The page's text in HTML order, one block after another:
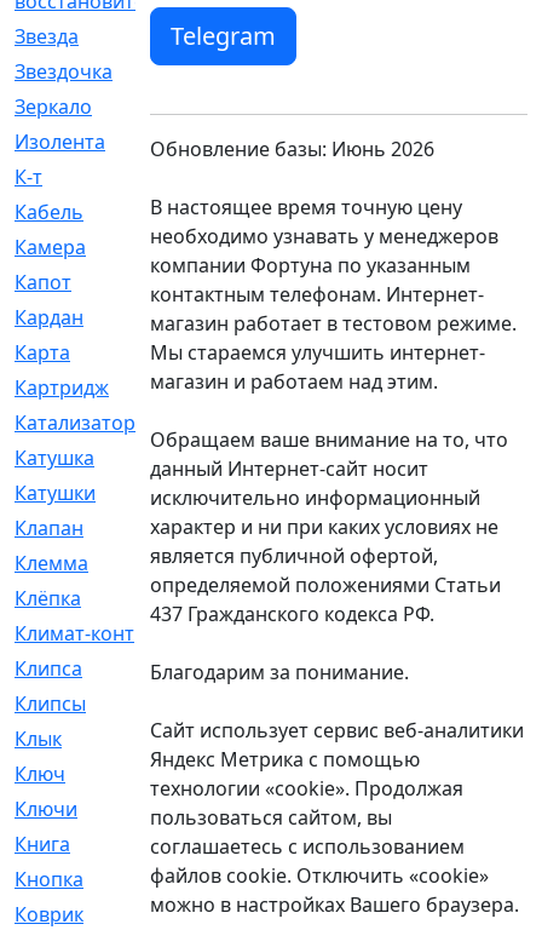
Звезда
[1]
Звездочка
[5]
Зеркало
[369]
Изолента
[1]
К-т
Кабель
[50]
Камера
[4]
Капот
Кардан
[131]
Карта
[2]
Картридж
[250]
Катализатор
Катушка
[2]
Катушки
[291]
Клапан
[375]
Клемма
[5]
Клёпка
[2]
Климат-контроль
[3]
Клипса
[21]
Клипсы
Клык
[4]
Ключ
[2]
Ключи
[3]
Книга
[293]
Кнопка
[3]
Коврик
[1]
Telegram
Обновление базы: Июнь 2026
В настоящее время точную цену
необходимо узнавать у менеджеров
компании Фортуна по указанным
контактным телефонам. Интернет-
магазин работает в тестовом режиме.
Мы стараемся улучшить интернет-
магазин и работаем над этим.
Обращаем ваше внимание на то, что
данный Интернет-сайт носит
исключительно информационный
характер и ни при каких условиях не
является публичной офертой,
определяемой положениями Статьи
437 Гражданского кодекса РФ.
Благодарим за понимание.
Сайт использует сервис веб-аналитики
Яндекс Метрика с помощью
технологии «cookie». Продолжая
пользоваться сайтом, вы
соглашаетесь с использованием
файлов cookie. Отключить «cookie»
можно в настройках Вашего браузера.